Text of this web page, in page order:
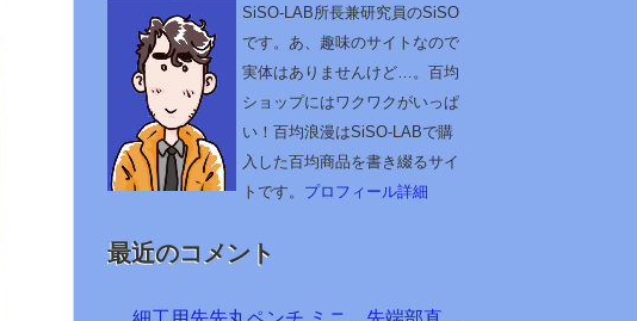
SiSO-LAB所長兼研究員のSiSO
です。あ、趣味のサイトなので
実体はありませんけど…。百均
ショップにはワクワクがいっぱ
い！百均浪漫はSiSO-LABで購
入した百均商品を書き綴るサイ
トです。 プロフィール詳細
最近のコメント